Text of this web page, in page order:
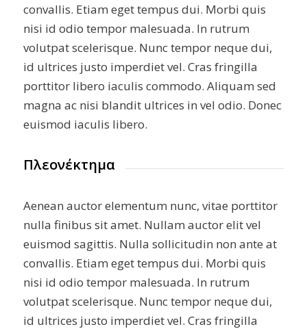
convallis. Etiam eget tempus dui. Morbi quis
nisi id odio tempor malesuada. In rutrum
volutpat scelerisque. Nunc tempor neque dui,
id ultrices justo imperdiet vel. Cras fringilla
porttitor libero iaculis commodo. Aliquam sed
magna ac nisi blandit ultrices in vel odio. Donec
euismod iaculis libero.
Πλεονέκτημα
Aenean auctor elementum nunc, vitae porttitor
nulla finibus sit amet. Nullam auctor elit vel
euismod sagittis. Nulla sollicitudin non ante at
convallis. Etiam eget tempus dui. Morbi quis
nisi id odio tempor malesuada. In rutrum
volutpat scelerisque. Nunc tempor neque dui,
id ultrices justo imperdiet vel. Cras fringilla